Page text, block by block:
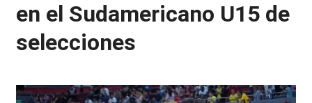
en el Sudamericano U15 de
selecciones